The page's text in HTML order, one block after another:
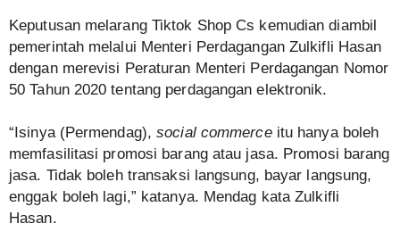
Keputusan melarang Tiktok Shop Cs kemudian diambil
pemerintah melalui Menteri Perdagangan Zulkifli Hasan
dengan merevisi Peraturan Menteri Perdagangan Nomor
50 Tahun 2020 tentang perdagangan elektronik.
“Isinya (Permendag),social commerceitu hanya boleh
memfasilitasi promosi barang atau jasa. Promosi barang
jasa. Tidak boleh transaksi langsung, bayar langsung,
enggak boleh lagi,” katanya. Mendag kata Zulkifli
Hasan.